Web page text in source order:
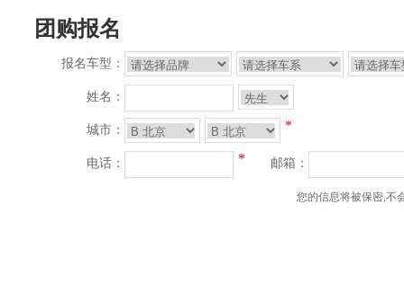
团购报名
报名车型：
姓名：
城市： *
电话： * 邮箱：
您的信息将被保密,不